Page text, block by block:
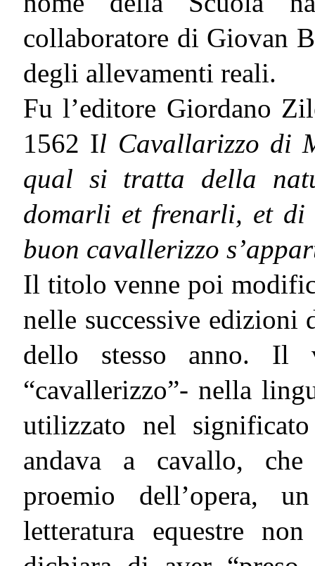
collaboratore di Giovan
degli allevamenti reali.
Fu l’editore Giordano
1562 Il Cavallarizzo di
qual si tratta della
domarli et frenarli, et di
buon cavallerizzo
Il titolo venne poi
nelle successive edizioni
dello stesso anno. Il
“cavallerizzo”- nella
utilizzato nel
andava a cavallo, che
proemio dell’opera,
letteratura equestre